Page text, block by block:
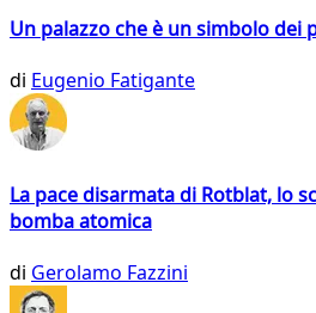
Un palazzo che è un simbolo dei
di Eugenio Fatigante
La pace disarmata di Rotblat, lo
bomba atomica
di Gerolamo Fazzini